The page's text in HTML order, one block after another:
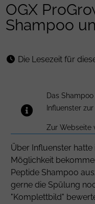
OGX
Shampoo
Die Lesezeit für
Das
Influenster
Zur Webseite
Über Influenster
Möglichkeit
Peptide Shampoo
gerne die Spülung
"Komplettbild"